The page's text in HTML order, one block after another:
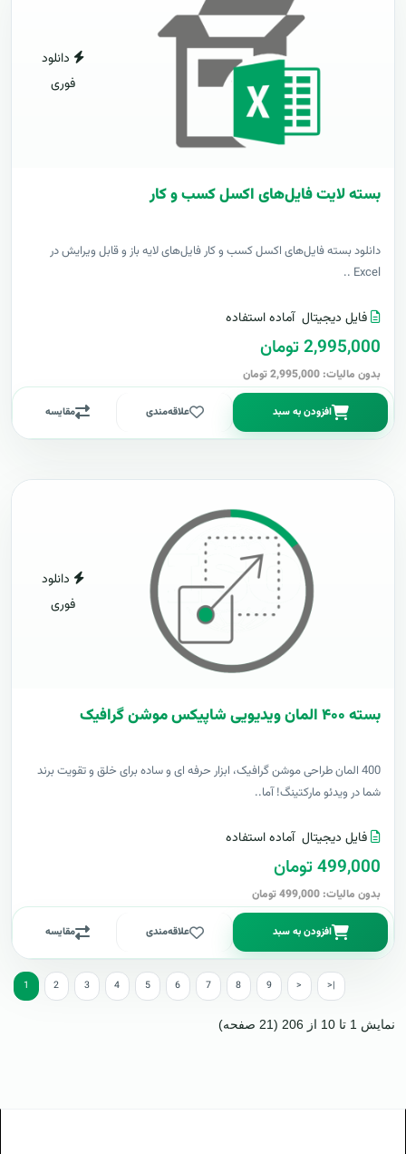
دانلود
فوری
بسته لایت فایل‌های اکسل کسب و کار
دانلود بسته فایل‌های اکسل کسب و کار فایل‌های لایه باز و قابل ویرایش در
Excel ..
فایل دیجیتال آماده استفاده
2,995,000 تومان
بدون مالیات: 2,995,000 تومان
افزودن به سبد علاقه‌مندی مقایسه
دانلود
فوری
بسته ۴۰۰ المان ویدیویی شاپیکس موشن گرافیک
400 المان طراحی موشن گرافیک، ابزار حرفه ای و ساده برای خلق و تقویت برند
شما در ویدئو مارکتینگ! آما..
فایل دیجیتال آماده استفاده
499,000 تومان
بدون مالیات: 499,000 تومان
افزودن به سبد علاقه‌مندی مقایسه
1 2 3 4 5 6 7 8 9 > >|
نمایش 1 تا 10 از 206 (21 صفحه)